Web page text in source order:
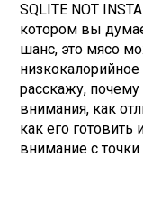
SQLITE NOT
котором вы
шанс, это мясо
низкокалорийное
расскажу,
внимания, как
как его готовить
внимание с точки